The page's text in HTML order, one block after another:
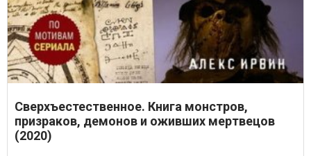
Сверхъестественное. Книга монстров,
призраков, демонов и оживших мертвецов
(2020)